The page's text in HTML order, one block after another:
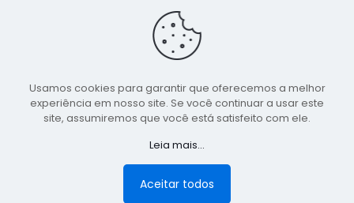
Centro, São Bento do Una - PE. CEP: 553370-128
TELEFONE: (81) 99548-1569
E-MAIL: ouvidoria@saobentodouna.pe.gov.br
Copyright 2021-2026 - Assessoria de Comunicação da
Prefeitura de São Bento do Una - PE
Página desenvolvida pela agência de
publicidadeLumusWeb - Agência Digital
Usamos cookies para garantir que oferecemos a melhor
experiência em nosso site. Se você continuar a usar este
site, assumiremos que você está satisfeito com ele.
Leia mais...
Aceitar todos